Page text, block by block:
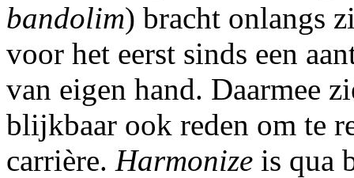
bandolim) bracht onlangs
voor het eerst sinds een
van eigen hand. Daarmee
blijkbaar ook reden om te
carrière. Harmonize is qua